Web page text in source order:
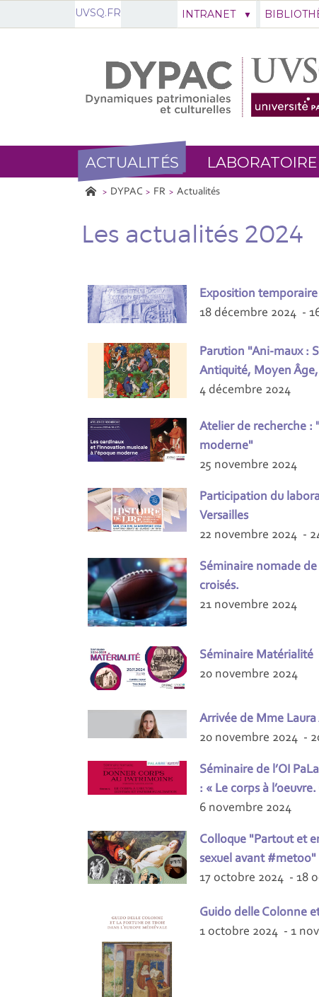
UVSQ.FR
ACTUALITÉS LABORATOIRE
DYPAC FR Actualités
Les actualités 2024
Exposition
18 décembre 2024 -
Parution "Ani-maux :
Antiquité, Moyen
4 décembre 2024
Atelier de recherche :
moderne"
25 novembre 2024
Participation du
Versailles
22 novembre 2024 -
Séminaire nomade
croisés.
21 novembre 2024
Séminaire Matérialité
20 novembre 2024
Arrivée de Mme
20 novembre 2024 -
Séminaire de l’OI
: « Le corps à
6 novembre 2024
Colloque "Partout et
sexuel avant #metoo"
17 octobre 2024 - 18
Guido delle Colonne
1 octobre 2024 - 1
INTRANET